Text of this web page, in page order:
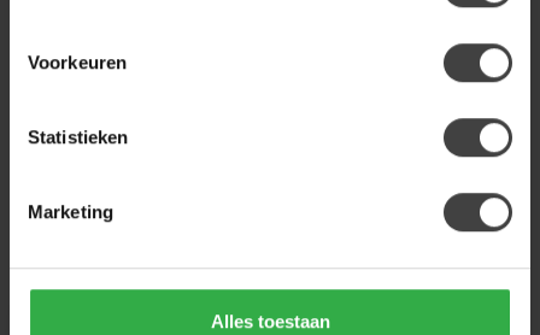
Voorkeuren
Statistieken
Marketing
Alles toestaan
Heb je een vraag over dit product?
Of heb je hulp nodig bij de bestelling? Neem
+31 224 850